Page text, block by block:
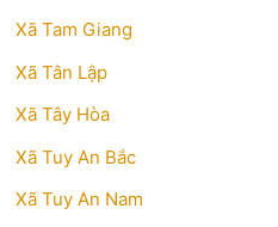
Xã Tam Giang
Xã Tân Lập
Xã Tây Hòa
Xã Tuy An Bắc
Xã Tuy An Nam